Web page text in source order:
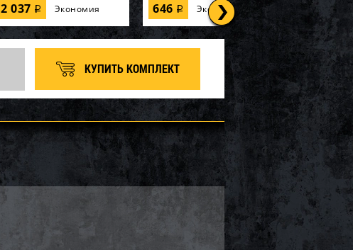
2 037 i Экономия 646 i Экономия
64902, Intex, Надувная
кровать 99х191х46см
"Premaire Elevated" встр.нас...
56595, Intex, Набор для игры
170х170х185см "Горилла" с
разбрызгивателем, уп.2
КУПИТЬ КОМПЛЕКТ